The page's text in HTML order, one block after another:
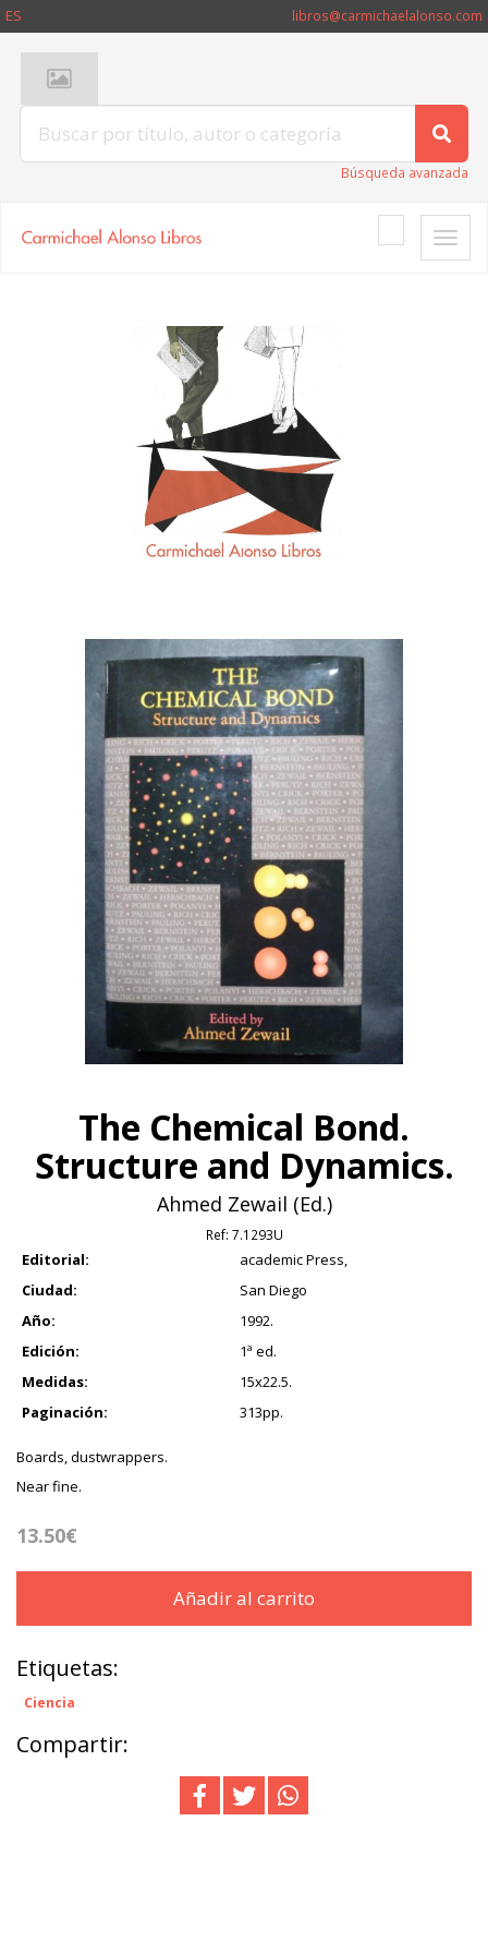
ES libros@carmichaelalonso.com
Búsqueda avanzada
Toggle
The Chemical Bond.
Structure and Dynamics.
Ahmed Zewail (Ed.)
Ref: 7.1293U
Editorial:
academic Press,
Ciudad:
San Diego
Año:
1992.
Edición:
1ª ed.
Medidas:
15x22.5.
Paginación:
313pp.
Boards, dustwrappers.
Near fine.
13.50€
Añadir al carrito
Etiquetas:
Ciencia
Compartir: